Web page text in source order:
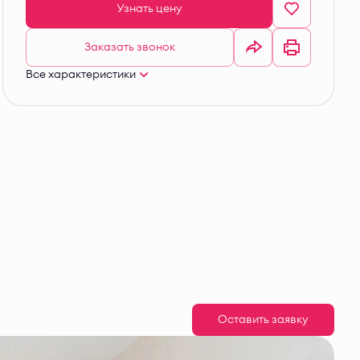
Узнать цену
Заказать звонок
Все характеристики
Оставить заявку